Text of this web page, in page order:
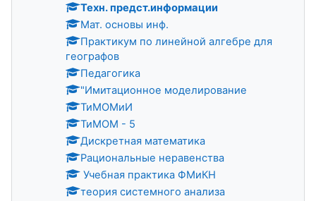
Техн. предст.информации
Мат. основы инф.
Практикум по линейной алгебре для
географов
Педагогика
"Имитационное моделирование
ТиМОМиИ
ТиМОМ - 5
Дискретная математика
Рациональные неравенства
Учебная практика ФМиКН
теория системного анализа